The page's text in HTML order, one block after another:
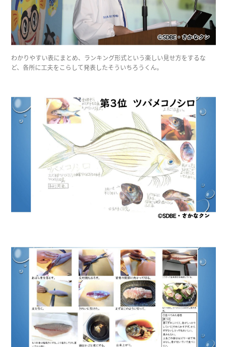
わかりやすい表にまとめ、ランキング形式という楽しい見せ方をするな
ど、各所に工夫をこらして発表したそういちろうくん。